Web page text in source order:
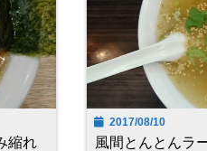
縮れ
2017/08/10
風間とんとんラ